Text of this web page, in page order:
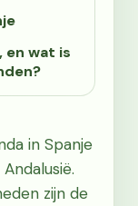
en wat is
in Spanje
zijn de